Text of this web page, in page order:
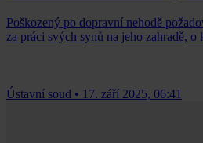
Poškozený po dopravní nehodě
za práci svých synů na jeho zahradě, o
Ústavní soud • 17. září 2025, 06:41